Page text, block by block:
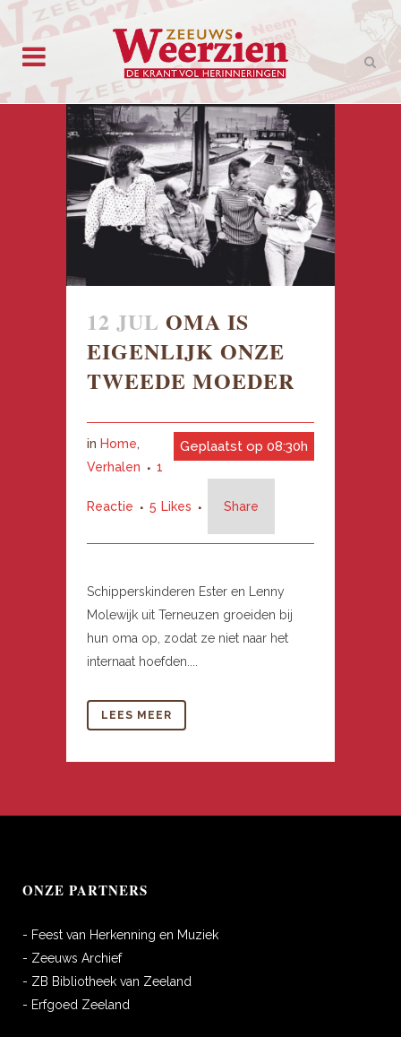
12 JUL OMA IS
EIGENLIJK ONZE
TWEEDE MOEDER
Geplaatst op 08:30h
in Home,
Verhalen
1
Reactie 5 Likes Share
Schipperskinderen Ester en Lenny
Molewijk uit Terneuzen groeiden bij
hun oma op, zodat ze niet naar het
internaat hoefden....
LEES MEER
ONZE PARTNERS
- Feest van Herkenning en Muziek
- Zeeuws Archief
- ZB Bibliotheek van Zeeland
- Erfgoed Zeeland